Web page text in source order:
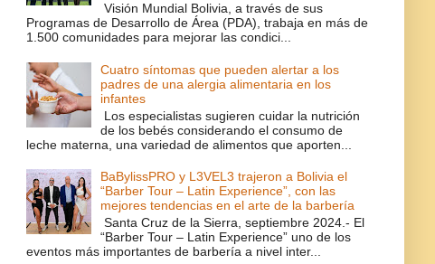
Visión Mundial Bolivia, a través de sus
Programas de Desarrollo de Área (PDA), trabaja en más de
1.500 comunidades para mejorar las condici...
Cuatro síntomas que pueden alertar a los
padres de una alergia alimentaria en los
infantes
Los especialistas sugieren cuidar la nutrición
de los bebés considerando el consumo de
leche materna, una variedad de alimentos que aporten...
BaBylissPRO y L3VEL3 trajeron a Bolivia el
“Barber Tour – Latin Experience”, con las
mejores tendencias en el arte de la barbería
Santa Cruz de la Sierra, septiembre 2024.- El
“Barber Tour – Latin Experience” uno de los
eventos más importantes de barbería a nivel inter...